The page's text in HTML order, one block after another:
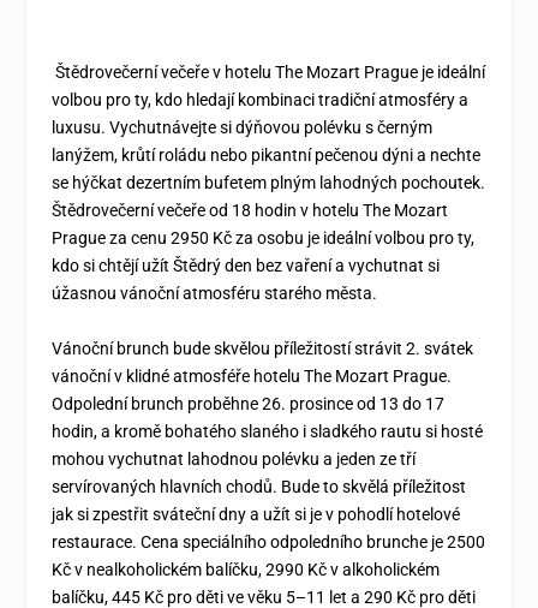
Štědrovečerní večeře v hotelu The Mozart Prague je ideální
volbou pro ty, kdo hledají kombinaci tradiční atmosféry a
luxusu. Vychutnávejte si dýňovou polévku s černým
lanýžem, krůtí roládu nebo pikantní pečenou dýni a nechte
se hýčkat dezertním bufetem plným lahodných pochoutek.
Štědrovečerní večeře od 18 hodin v hotelu The Mozart
Prague za cenu 2950 Kč za osobu je ideální volbou pro ty,
kdo si chtějí užít Štědrý den bez vaření a vychutnat si
úžasnou vánoční atmosféru starého města.
Vánoční brunch bude skvělou příležitostí strávit 2. svátek
vánoční v klidné atmosféře hotelu The Mozart Prague.
Odpolední brunch proběhne 26. prosince od 13 do 17
hodin, a kromě bohatého slaného i sladkého rautu si hosté
mohou vychutnat lahodnou polévku a jeden ze tří
servírovaných hlavních chodů. Bude to skvělá příležitost
jak si zpestřit sváteční dny a užít si je v pohodlí hotelové
restaurace. Cena speciálního odpoledního brunche je 2500
Kč v nealkoholickém balíčku, 2990 Kč v alkoholickém
balíčku, 445 Kč pro děti ve věku 5–11 let a 290 Kč pro děti